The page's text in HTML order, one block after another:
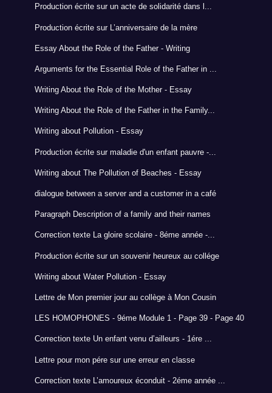
Production écrite sur un acte de solidarité dans l...
Production écrite sur L’anniversaire de la mère
Essay About the Role of the Father - Writing
Arguments for the Essential Role of the Father in ...
Writing About the Role of the Mother - Essay
Writing About the Role of the Father in the Family...
Writing about Pollution - Essay
Production écrite sur maladie d'un enfant pauvre -...
Writing about The Pollution of Beaches - Essay
dialogue between a server and a customer in a café
Paragraph Description of a family and their names
Correction texte La gloire scolaire - 8éme année -...
Production écrite sur un souvenir heureux au collége
Writing about Water Pollution - Essay
Lettre de Mon premier jour au collège à Mon Cousin
LES HOMOPHONES - 9éme Module 1 - Page 39 - Page 40
Correction texte Un enfant venu d’ailleurs - 1ére ...
Lettre pour mon pére sur une erreur en classe
Correction texte L’amoureux éconduit - 2éme année ...